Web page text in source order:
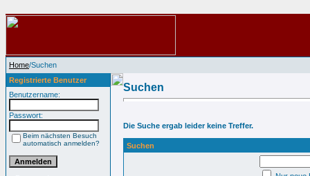
Home/Suchen
Registrierte Benutzer
Benutzername:
Passwort:
Beim nächsten Besuch
automatisch anmelden?
Suchen
Die Suche ergab leider keine Treffer.
Suchen